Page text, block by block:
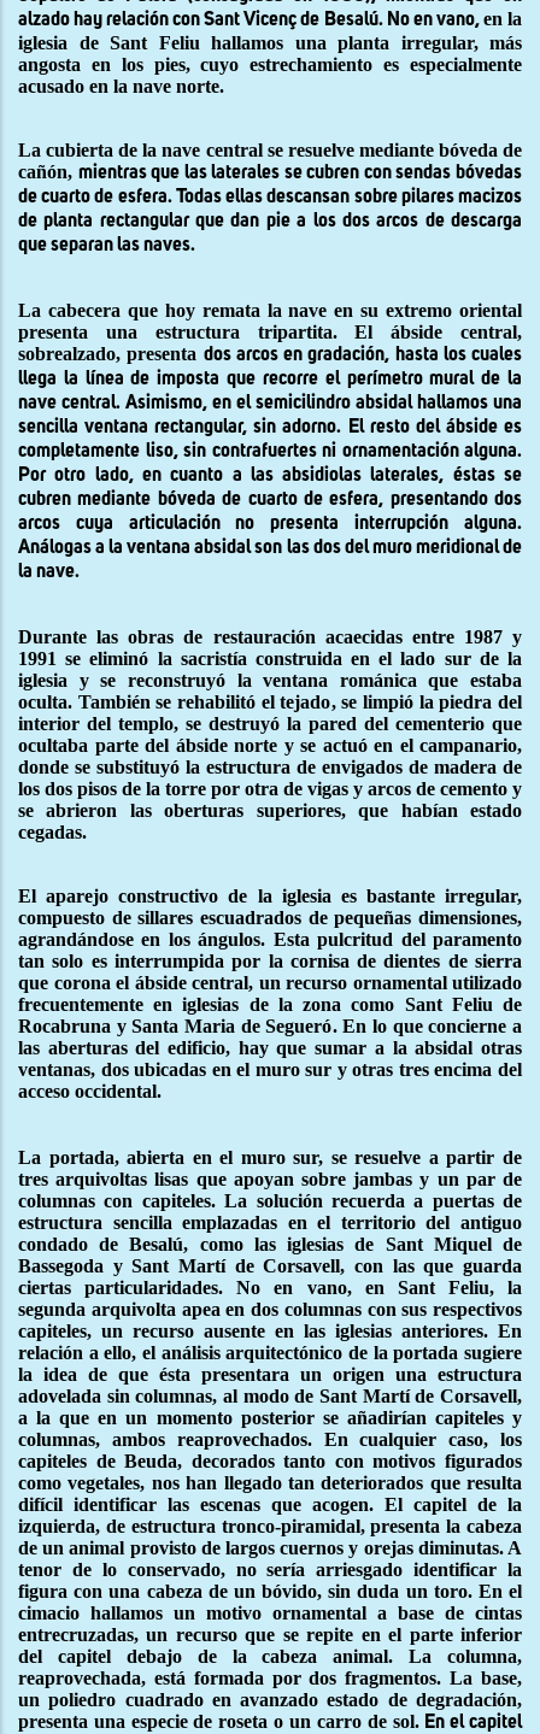
alzado hay relación con Sant Vicenç de Besalú. No en vano,en la
iglesia de Sant Feliu hallamos una planta irregular, más
angosta en los pies, cuyo estrechamiento es especialmente
acusado en la nave norte.
La cubierta de la nave central se resuelve mediante bóveda de
cañón, mientras que las laterales se cubren con sendas bóvedas
de cuarto de esfera. Todas ellas descansan sobre pilares macizos
de planta rectangular que dan pie a los dos arcos de descarga
que separan las naves.
La cabecera que hoy remata la nave en su extremo oriental
presenta una estructura tripartita. El ábside central,
sobrealzado,presenta dos arcos en gradación, hasta los cuales
llega la línea de imposta que recorre el perímetro mural de la
nave central. Asimismo, en el semicilindro absidal hallamos una
sencilla ventana rectangular, sin adorno. El resto del ábside es
completamente liso, sin contrafuertes ni ornamentación alguna.
Por otro lado, en cuanto a las absidiolas laterales, éstas se
cubren mediante bóveda de cuarto de esfera, presentando dos
arcos cuya articulación no presenta interrupción alguna.
Análogas a la ventana absidal son las dos del muro meridional de
la nave.
Durante las obras de restauración acaecidas entre 1987 y
1991 se eliminó la sacristía construida en el lado sur de la
iglesia y se reconstruyó la ventana románica que estaba
oculta. También se rehabilitó el tejado, se limpió la piedra del
interior del templo, se destruyó la pared del cementerio que
ocultaba parte del ábside norte y se actuó en el campanario,
donde se substituyó la estructura de envigados de madera de
los dos pisos de la torre por otra de vigas y arcos de cemento y
se abrieron las oberturas superiores, que habían estado
cegadas.
El aparejo constructivo de la iglesia es bastante irregular,
compuesto de sillares escuadrados de pequeñas dimensiones,
agrandándose en los ángulos. Esta pulcritud del paramento
tan solo es interrumpida por la cornisa de dientes de sierra
que corona el ábside central, un recurso ornamental utilizado
frecuentemente en iglesias de la zona como Sant Feliu de
Rocabruna y Santa Maria de Segueró. En lo que concierne a
las aberturas del edificio, hay que sumar a la absidal otras
ventanas, dos ubicadas en el muro sur y otras tres encima del
acceso occidental.
La portada, abierta en el muro sur, se resuelve a partir de
tres arquivoltas lisas que apoyan sobre jambas y un par de
columnas con capiteles. La solución recuerda a puertas de
estructura sencilla emplazadas en el territorio del antiguo
condado de Besalú, como las iglesias de Sant Miquel de
Bassegoda y Sant Martí de Corsavell, con las que guarda
ciertas particularidades. No en vano, en Sant Feliu, la
segunda arquivolta apea en dos columnas con sus respectivos
capiteles, un recurso ausente en las iglesias anteriores. En
relación a ello, el análisis arquitectónico de la portada sugiere
la idea de que ésta presentara un origen una estructura
adovelada sin columnas, al modo de Sant Martí de Corsavell,
a la que en un momento posterior se añadirían capiteles y
columnas, ambos reaprovechados. En cualquier caso, los
capiteles de Beuda, decorados tanto con motivos figurados
como vegetales, nos han llegado tan deteriorados que resulta
difícil identificar las escenas que acogen. El capitel de la
izquierda, de estructura tronco-piramidal, presenta la cabeza
de un animal provisto de largos cuernos y orejas diminutas. A
tenor de lo conservado, no sería arriesgado identificar la
figura con una cabeza de un bóvido, sin duda un toro. En el
cimacio hallamos un motivo ornamental a base de cintas
entrecruzadas, un recurso que se repite en el parte inferior
del capitel debajo de la cabeza animal. La columna,
reaprovechada, está formada por dos fragmentos. La base,
un poliedro cuadrado en avanzado estado de degradación,
presenta una especie de roseta o un carro de sol. En el capitel